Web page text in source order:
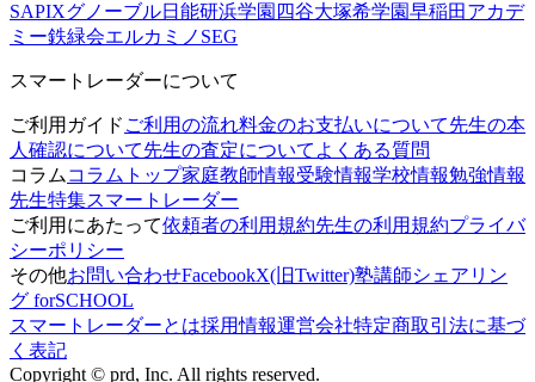
SAPIXグノーブル日能研浜学園 四谷大塚希学園早稲田アカデ
ミー鉄緑会エルカミノ SEG
スマートレーダーについて
ご利用ガイド ご利用の流れ料金のお支払いについて先生の本
人確認について先生の査定について よくある質問
コラム コラムトップ家庭教師情報受験情報学校情報勉強情報
先生特集スマートレーダー
ご利用にあたって依頼者の利用規約先生の利用規約プライバ
シーポリシー
その他お問い合わせFacebookX(旧Twitter)塾講師シェアリン
グ forSCHOOL
スマートレーダーとは採用情報運営会社特定商取引法に基づ
く表記
Copyright © prd, Inc. All rights reserved.